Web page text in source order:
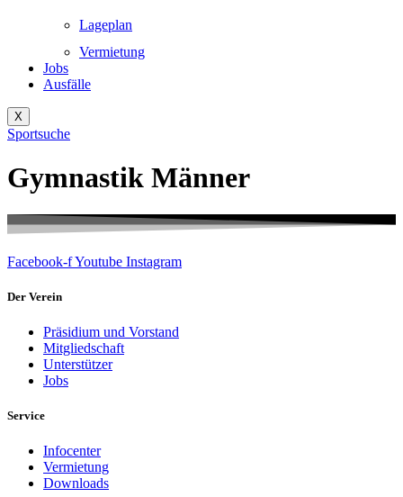
Lageplan
Vermietung
Jobs
Ausfälle
X
Sportsuche
Gymnastik Männer
Facebook-fYoutube Instagram
Der Verein
Präsidium und Vorstand
Mitgliedschaft
Unterstützer
Jobs
Service
Infocenter
Vermietung
Downloads